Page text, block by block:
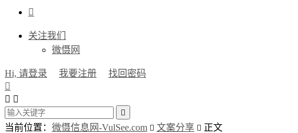

关注我们
微慑网
Hi, 请登录 我要注册
找回密码

 

当前位置： 微慑信息网-VulSee.com  文案分享  正文